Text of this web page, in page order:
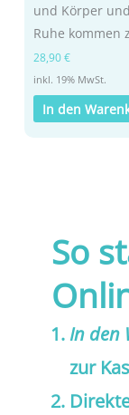
und Körper
Ruhe kommen
28,90€
inkl. 19% MwSt.
In den
So
In den
zur